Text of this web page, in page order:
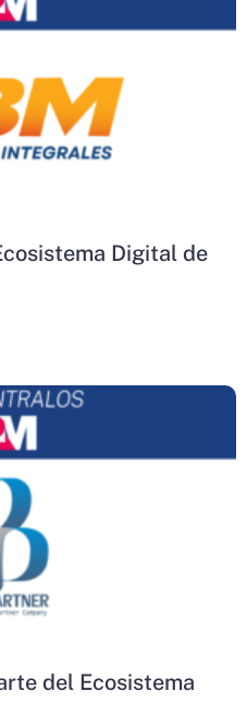
Digital de
del Ecosistema